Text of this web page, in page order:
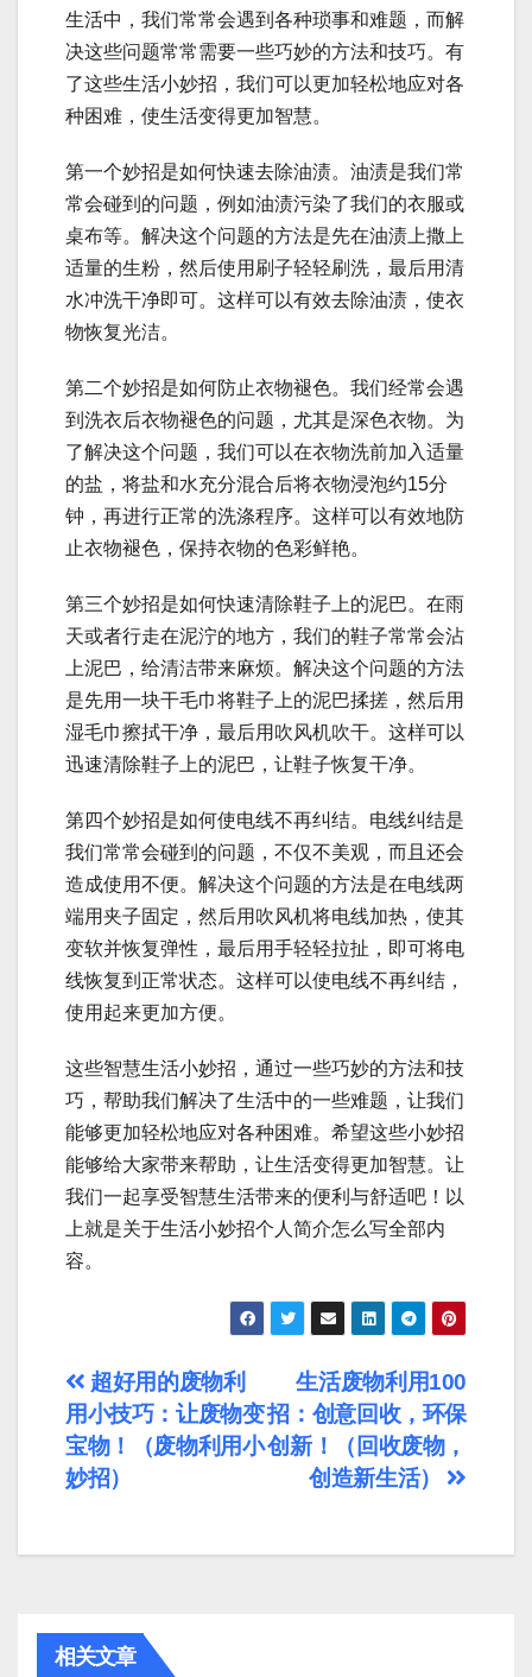
生活中，我们常常会遇到各种琐事和难题，而解
决这些问题常常需要一些巧妙的方法和技巧。有
了这些生活小妙招，我们可以更加轻松地应对各
种困难，使生活变得更加智慧。
第一个妙招是如何快速去除油渍。油渍是我们常
常会碰到的问题，例如油渍污染了我们的衣服或
桌布等。解决这个问题的方法是先在油渍上撒上
适量的生粉，然后使用刷子轻轻刷洗，最后用清
水冲洗干净即可。这样可以有效去除油渍，使衣
物恢复光洁。
第二个妙招是如何防止衣物褪色。我们经常会遇
到洗衣后衣物褪色的问题，尤其是深色衣物。为
了解决这个问题，我们可以在衣物洗前加入适量
的盐，将盐和水充分混合后将衣物浸泡约15分
钟，再进行正常的洗涤程序。这样可以有效地防
止衣物褪色，保持衣物的色彩鲜艳。
第三个妙招是如何快速清除鞋子上的泥巴。在雨
天或者行走在泥泞的地方，我们的鞋子常常会沾
上泥巴，给清洁带来麻烦。解决这个问题的方法
是先用一块干毛巾将鞋子上的泥巴揉搓，然后用
湿毛巾擦拭干净，最后用吹风机吹干。这样可以
迅速清除鞋子上的泥巴，让鞋子恢复干净。
第四个妙招是如何使电线不再纠结。电线纠结是
我们常常会碰到的问题，不仅不美观，而且还会
造成使用不便。解决这个问题的方法是在电线两
端用夹子固定，然后用吹风机将电线加热，使其
变软并恢复弹性，最后用手轻轻拉扯，即可将电
线恢复到正常状态。这样可以使电线不再纠结，
使用起来更加方便。
这些智慧生活小妙招，通过一些巧妙的方法和技
巧，帮助我们解决了生活中的一些难题，让我们
能够更加轻松地应对各种困难。希望这些小妙招
能够给大家带来帮助，让生活变得更加智慧。让
我们一起享受智慧生活带来的便利与舒适吧！以
上就是关于生活小妙招个人简介怎么写全部内
容。
文
章
导
生活废物利用100
招：创意回收，环保
创新！（回收废物，
创造新生活）
超好用的废物利
用小技巧：让废物变
宝物！（废物利用小
妙招）
相关文章